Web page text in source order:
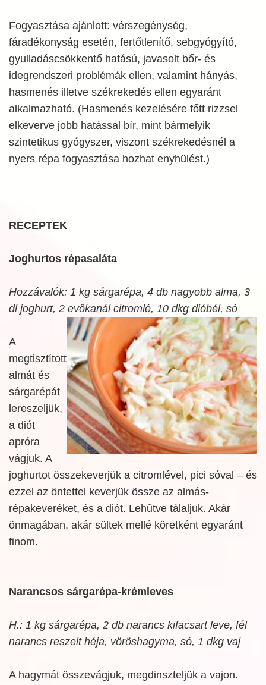
Fogyasztása ajánlott: vérszegénység,
fáradékonyság esetén, fertőtlenítő, sebgyógyító,
gyulladáscsökkentő hatású, javasolt bőr- és
idegrendszeri problémák ellen, valamint hányás,
hasmenés illetve székrekedés ellen egyaránt
alkalmazható. (Hasmenés kezelésére főtt rizzsel
elkeverve jobb hatással bír, mint bármelyik
szintetikus gyógyszer, viszont székrekedésnél a
nyers répa fogyasztása hozhat enyhülést.)
RECEPTEK
Joghurtos répasaláta
Hozzávalók: 1 kg sárgarépa, 4 db nagyobb alma, 3
dl joghurt, 2 evőkanál citromlé, 10 dkg dióbél, só
A
megtisztított
almát és
sárgarépát
lereszeljük,
a diót
apróra
vágjuk. A
joghurtot összekeverjük a citromlével, pici sóval – és
ezzel az öntettel keverjük össze az almás-
répakeveréket, és a diót. Lehűtve tálaljuk. Akár
önmagában, akár sültek mellé köretként egyaránt
finom.
Narancsos sárgarépa-krémleves
H.: 1 kg sárgarépa, 2 db narancs kifacsart leve, fél
narancs reszelt héja, vöröshagyma, só, 1 dkg vaj
A hagymát összevágjuk, megdinszteljük a vajon.